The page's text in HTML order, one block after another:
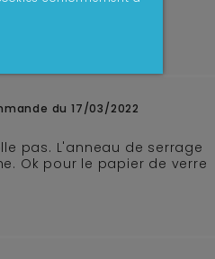
du 17/03/2022
pas. L'anneau de serrage
Ok pour le papier de verre